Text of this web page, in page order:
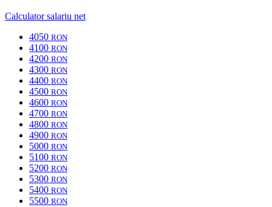
Calculator salariu net
4050 RON
4100 RON
4200 RON
4300 RON
4400 RON
4500 RON
4600 RON
4700 RON
4800 RON
4900 RON
5000 RON
5100 RON
5200 RON
5300 RON
5400 RON
5500 RON